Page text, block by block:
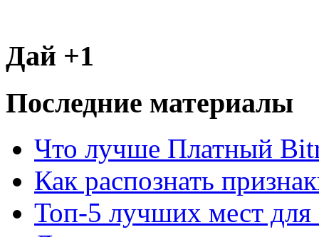
Дай +1
Последние материалы
Что лучше Платный
Как распознать
Топ-5 лучших мест для